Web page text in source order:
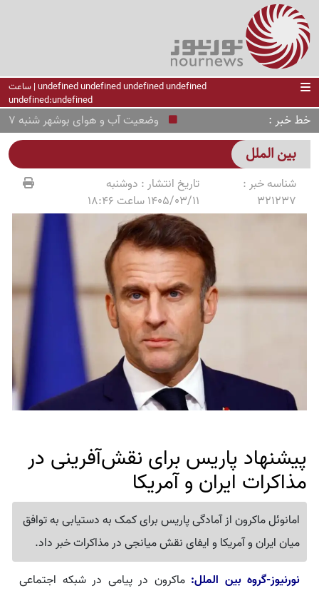
undefined undefined undefined undefined | ساعت
undefined:undefined
خط خبر وضعیت آب و هوای بوشهر شنبه 17 مرداد ؛ هشدار زرد هواشناسی
بین الملل
شناسه خبر :
321237
تاریخ انتشار : دوشنبه
1405/03/11 ساعت 18:46
پیشنهاد پاریس برای نقش‌آفرینی در
مذاکرات ایران و آمریکا
امانوئل ماکرون از آمادگی پاریس برای کمک به دستیابی به توافق
میان ایران و آمریکا و ایفای نقش میانجی در مذاکرات خبر داد.
نورنیوز-گروه بین الملل:ماکرون در پیامی در شبکه اجتماعی